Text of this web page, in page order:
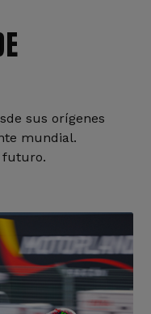
sus orígenes
mundial.
futuro.